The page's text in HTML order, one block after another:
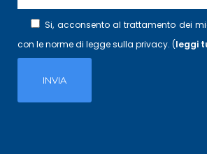
Si, acconsento al trattamento dei
con le norme di legge sulla privacy. (leggi